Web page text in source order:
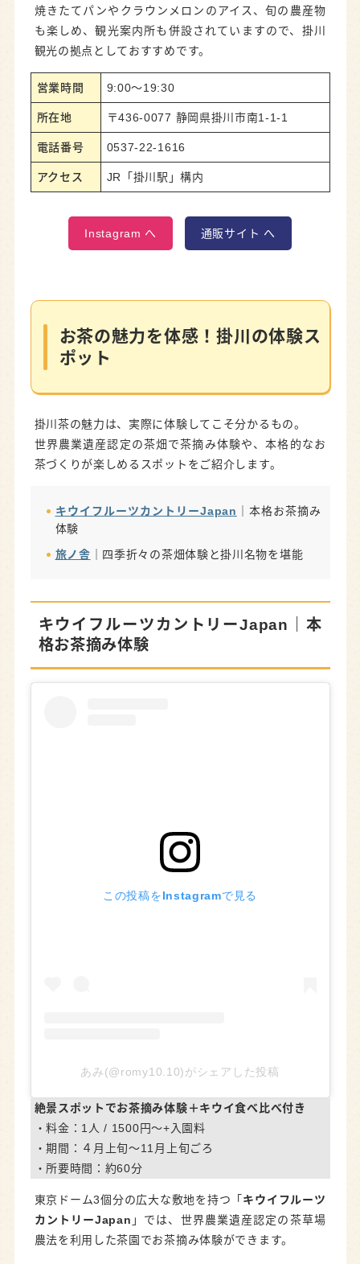
焼きたてパンやクラウンメロンのアイス、旬の農産物
も楽しめ、観光案内所も併設されていますので、掛川
観光の拠点としておすすめです。
営業時間 9:00～19:30
所在地 〒436-0077 静岡県掛川市南1-1-1
電話番号 0537-22-1616
アクセス JR「掛川駅」構内
Instagram へ 通販サイト へ
お茶の魅力を体感！掛川の体験ス
ポット
掛川茶の魅力は、実際に体験してこそ分かるもの。
世界農業遺産認定の茶畑で茶摘み体験や、本格的なお
茶づくりが楽しめるスポットをご紹介します。
キウイフルーツカントリーJapan
｜本格お茶摘み
体験
旅ノ舎 ｜四季折々の茶畑体験と掛川名物を堪能
キウイフルーツカントリーJapan ｜本
格お茶摘み体験
この投稿をInstagramで見る
あみ(@romy10.10)がシェアした投稿
絶景スポットでお茶摘み体験＋キウイ食べ比べ付き
・料金：1人 / 1500円～+入園料
・期間：４月上旬～11月上旬ごろ
・所要時間：約60分
東京ドーム3個分の広大な敷地を持つ「 キウイフルーツ
カントリーJapan 」では、世界農業遺産認定の茶草場
農法を利用した茶園でお茶摘み体験ができます。